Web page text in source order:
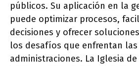
públicos. Su aplicación en la
puede optimizar procesos,
decisiones y ofrecer
los desafíos que enfrentan las
administraciones. La Iglesia de